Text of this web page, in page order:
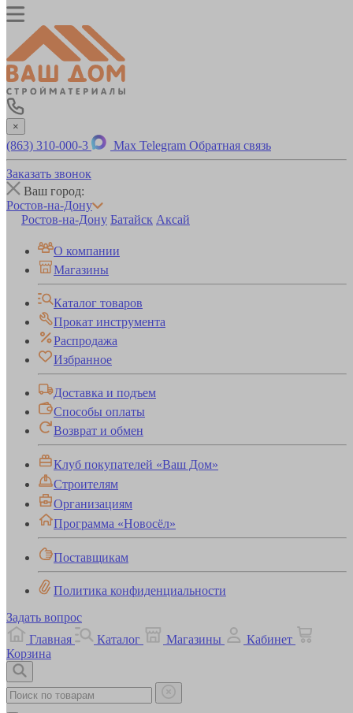
×
(863) 310-000-3 Max Telegram Обратная связь
Заказать звонок
Ваш город:
Ростов-на-Дону
Ростов-на-Дону Батайск Аксай
О компании
Магазины
Каталог товаров
Прокат инструмента
Распродажа
Избранное
Доставка и подъем
Способы оплаты
Возврат и обмен
Клуб покупателей «Ваш Дом»
Строителям
Организациям
Программа «Новосёл»
Поставщикам
Политика конфиденциальности
Задать вопрос
Главная
Каталог Магазины
Кабинет
Корзина